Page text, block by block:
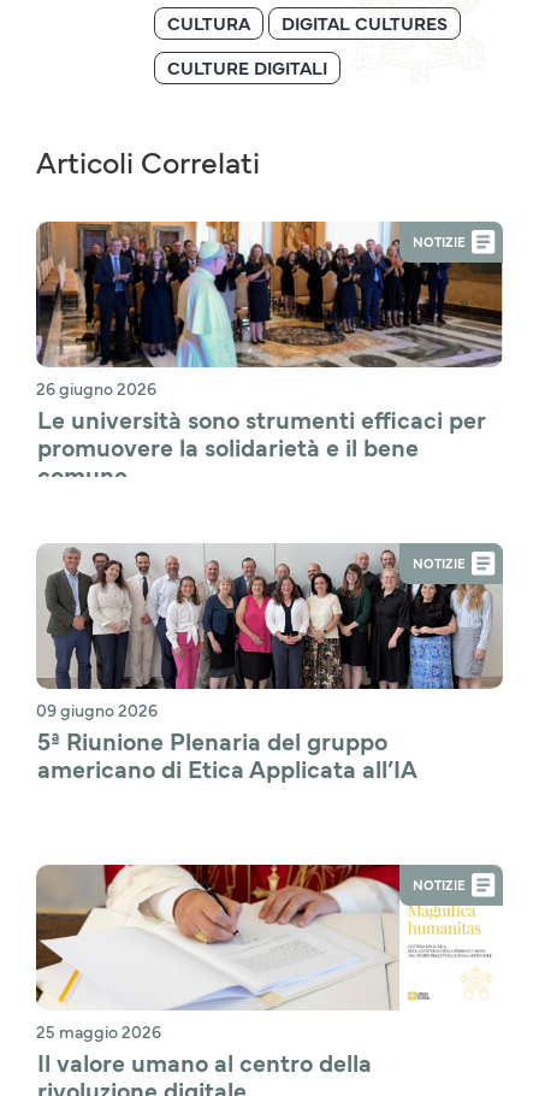
CULTURA
DIGITAL CULTURES
CULTURE DIGITALI
Articoli Correlati
NOTIZIE
26 giugno 2026
Le università sono strumenti efficaci per
promuovere la solidarietà e il bene
comune
NOTIZIE
09 giugno 2026
5ª Riunione Plenaria del gruppo
americano di Etica Applicata all’IA
NOTIZIE
25 maggio 2026
Il valore umano al centro della